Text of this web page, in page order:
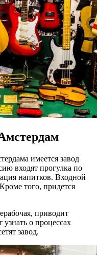
имеется завод
входят прогулка по
напитков. Входной
того, придется
приводит
о процессах
завод.